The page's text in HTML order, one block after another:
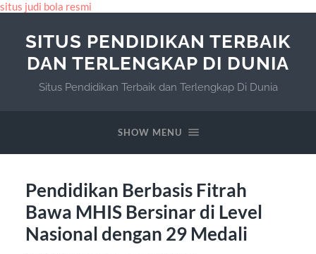
situs judi bola resmi
SITUS PENDIDIKAN TERBAIK
DAN TERLENGKAP DI DUNIA
Situs Pendidikan Terbaik dan Terlengkap Di Dunia
SHOW MENU
Pendidikan Berbasis Fitrah
Bawa MHIS Bersinar di Level
Nasional dengan 29 Medali